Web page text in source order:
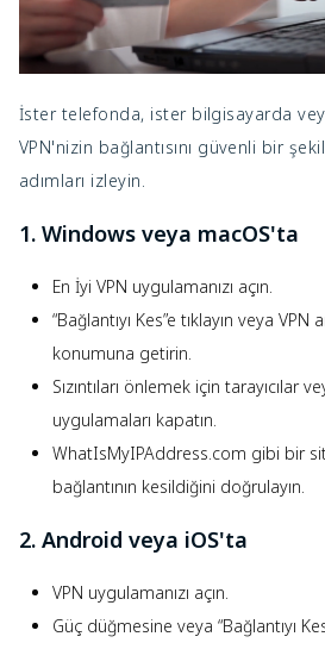
İster telefonda, ister bilgisayarda
VPN'nizin bağlantısını güvenli bir
adımları izleyin.
1. Windows veya macOS'ta
En İyi VPN uygulamanızı açın.
“Bağlantıyı Kes”e tıklayın veya VPN
konumuna getirin.
Sızıntıları önlemek için
uygulamaları kapatın.
WhatIsMyIPAddress.com gibi bir
bağlantının kesildiğini doğrulayın.
2. Android veya iOS'ta
VPN uygulamanızı açın.
Güç düğmesine veya “Bağlantıyı